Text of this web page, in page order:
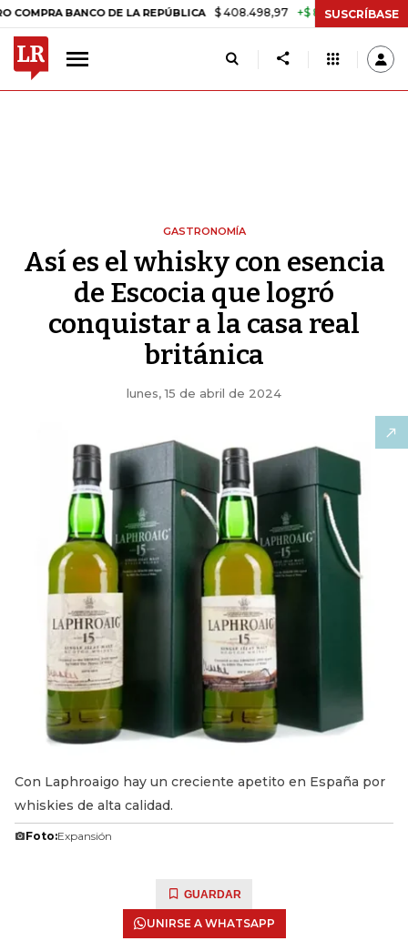
DE LA REPÚBLICA $ 408.498,97 +$ 8.753,81 +2,19% TASA
SUSCRÍBASE
GASTRONOMÍA
Así es el whisky con esencia
de Escocia que logró
conquistar a la casa real
británica
lunes, 15 de abril de 2024
Con Laphroaigo hay un creciente apetito en España por
whiskies de alta calidad.
Foto:Expansión
GUARDAR
UNIRSE A WHATSAPP